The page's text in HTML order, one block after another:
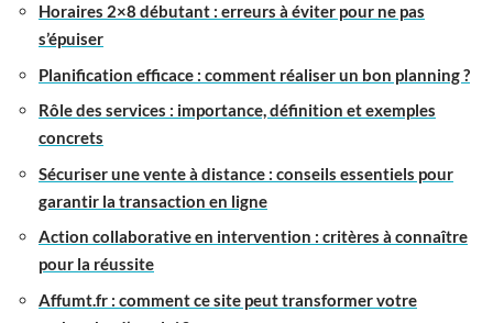
Horaires 2×8 débutant : erreurs à éviter pour ne pas
s’épuiser
Planification efficace : comment réaliser un bon planning ?
Rôle des services : importance, définition et exemples
concrets
Sécuriser une vente à distance : conseils essentiels pour
garantir la transaction en ligne
Action collaborative en intervention : critères à connaître
pour la réussite
Affumt.fr : comment ce site peut transformer votre